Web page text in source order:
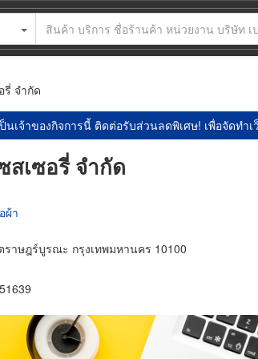
รี่ จำกัด
นเจ้าของกิจการนี้ ติดต่อรับส่วนลดพิเศษ! เพื่อจัดทำเ
เซอรี่ จำกัด
ผ้า
าษฎร์บูรณะ กรุงเทพมหานคร 10100